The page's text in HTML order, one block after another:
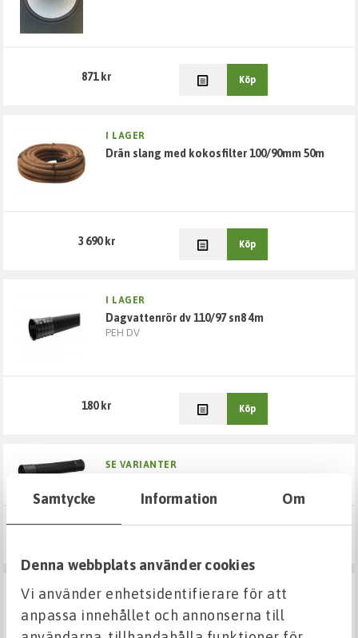
Samtycke Information Om
Denna webbplats använder cookies
Vi använder enhetsidentifierare för att
anpassa innehållet och annonserna till
Pumpar
Dagvatten avledning och tillbehör
Kulvert
Dräneringsrör och delar
Verktyg
871 kr Köp
I LAGER
drän slang med kokosfilter 100/90mm 50m
3 690 kr Köp
I LAGER
dagvattenrör dv 110/97 sn8 4m
PEH DV
180 kr Köp
SE VARIANTER
I LAGER
drän gren 63x63x75gr